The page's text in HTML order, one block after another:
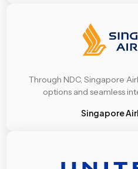
Through NDC, Singapore
options and seamless
Singapore